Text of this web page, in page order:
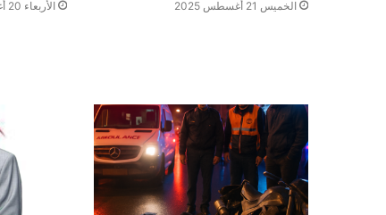
الخميس 21 أغسطس 2025 الأربعاء 20 أغسطس 2025